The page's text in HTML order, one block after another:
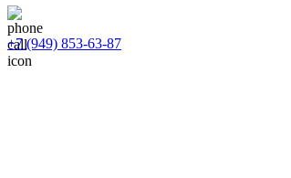
+7 (949) 853-63-87